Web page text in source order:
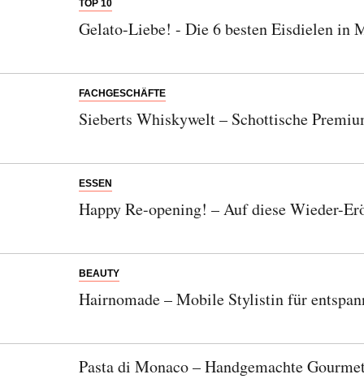
TOP 10
Gelato-Liebe! - Die 6 besten Eisdielen in
FACHGESCHÄFTE
Sieberts Whiskywelt – Schottische
ESSEN
Happy Re-opening! – Auf diese Wieder-
BEAUTY
Hairnomade – Mobile Stylistin für
Pasta di Monaco – Handgemachte